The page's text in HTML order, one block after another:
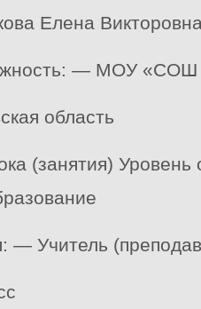
Елена
— МОУ «СОШ
область
(занятия)
— Учитель